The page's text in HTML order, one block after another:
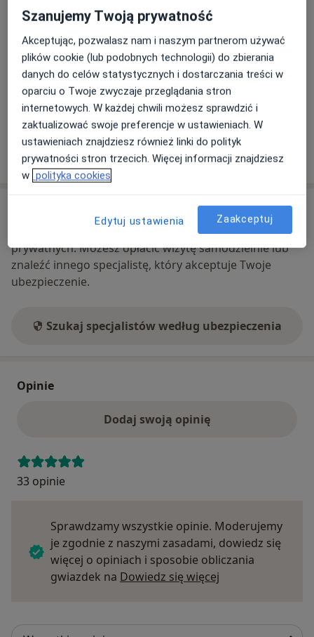
Powiększ mapęotwiera się w nowej karcie
Dostępność
W tym gabinecie nie można umawiać wizyt przez
internet
Co mam zrobić w tej sytuacji?
Pokaż więcej
o adresie
Ubezpieczenia - brak akceptowanych
Ten specjalista przyjmuje wyłącznie pacjentów
prywatnych. Możesz opłacić wizytę samodzielnie lub
znaleźć innego specjalistę, który akceptuje Twoje
ubezpieczenie.
Szukaj specjalistów według ubezpieczenia
Opinie
Dodaj swoją opinię
33 opinie
Sprawdzamy wszystkie opinie. Moderujemy
je zgodnie z naszymi zasadami, dowiedz się
więcej o opiniach i sposobie obliczania
gwiazdek na Dowiedz się więcej
Szanujemy Twoją prywatność
Akceptując, pozwalasz nam i naszym partnerom używać
plików cookie (lub podobnych technologii) do zbierania
danych do celów statystycznych i dostarczania treści w
oparciu o Twoje zwyczaje przeglądania stron
internetowych. W każdej chwili możesz sprawdzić i
zaktualizować swoje preferencje w ustawieniach. W
ustawieniach znajdziesz również linki do polityk
prywatności stron trzecich. Więcej informacji znajdziesz
w polityka cookies
Edytuj ustawienia Zaakceptuj